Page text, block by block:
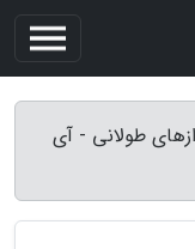
طولانی - آی